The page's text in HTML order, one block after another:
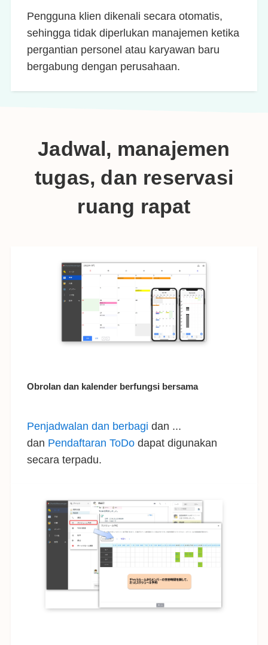
Pengguna klien dikenali secara otomatis,
sehingga tidak diperlukan manajemen ketika
pergantian personel atau karyawan baru
bergabung dengan perusahaan.
Jadwal, manajemen
tugas, dan reservasi
ruang rapat
Obrolan dan kalender berfungsi bersama
Penjadwalan dan berbagi dan ...
dan Pendaftaran ToDodapat digunakan
secara terpadu.